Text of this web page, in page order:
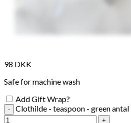
98 DKK
Safe for machine wash
Add Gift Wrap?
Clothilde - teaspoon - green antal